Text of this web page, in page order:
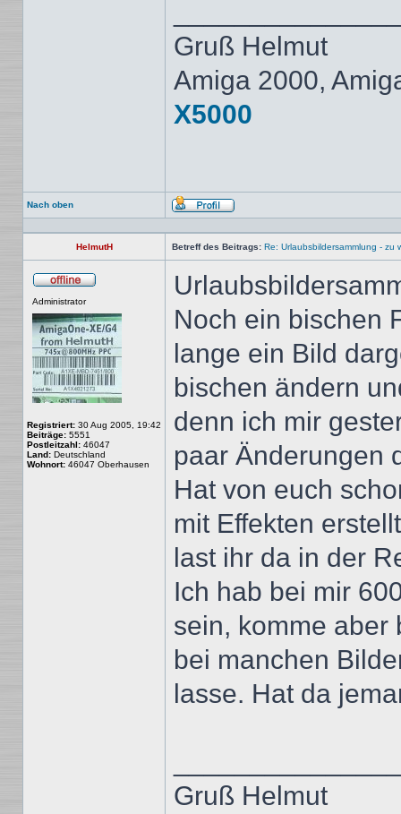
Gruß Helmut
Amiga 2000,
X5000
Nach oben
Profil
HelmutH Betreff des Beitrags: Re: Urlaubsbildersammlung - zu
Administrator
Registriert: 30 Aug 2005, 19:42
Beiträge: 5551
Postleitzahl: 46047
Land: Deutschland
Wohnort: 46047 Oberhausen
Noch ein bischen
lange ein Bild
bischen ändern
denn ich mir
paar Änderungen
Hat von euch
mit Effekten
last ihr da in der
Ich hab bei mir
sein, komme aber
bei manchen
lasse. Hat da
Gruß Helmut